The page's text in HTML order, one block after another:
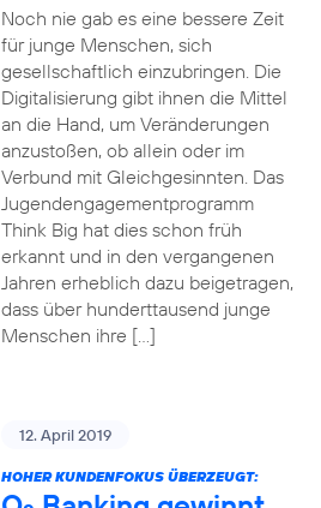
Noch nie gab es eine bessere Zeit
für junge Menschen, sich
gesellschaftlich einzubringen. Die
Digitalisierung gibt ihnen die Mittel
an die Hand, um Veränderungen
anzustoßen, ob allein oder im
Verbund mit Gleichgesinnten. Das
Jugendengagementprogramm
Think Big hat dies schon früh
erkannt und in den vergangenen
Jahren erheblich dazu beigetragen,
dass über hunderttausend junge
Menschen ihre […]
12. April 2019
HOHER KUNDENFOKUS ÜBERZEUGT: